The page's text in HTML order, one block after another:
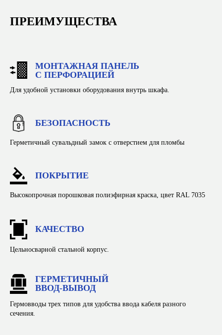
ПРЕИМУЩЕСТВА
МОНТАЖНАЯ ПАНЕЛЬ
С ПЕРФОРАЦИЕЙ
Для удобной установки оборудования внутрь шкафа.
БЕЗОПАСНОСТЬ
Герметичный сувальдный замок с отверстием для пломбы
ПОКРЫТИЕ
Высокопрочная порошковая полиэфирная краска, цвет RAL 7035
КАЧЕСТВО
Цельносварной стальной корпус.
ГЕРМЕТИЧНЫЙ
ВВОД-ВЫВОД
Гермовводы трех типов для удобства ввода кабеля разного
сечения.
+7 (903) 937-51-14
Производство
Расшифровка маркировок
Партнерам